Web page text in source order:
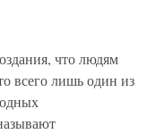
что людям
всего лишь один из